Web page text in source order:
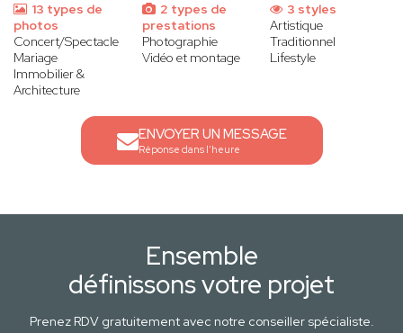
13 types de
photos
Concert/Spectacle
Mariage
Immobilier &
Architecture
2 types de
prestations
Photographie
Vidéo et montage
3 styles
Artistique
Traditionnel
Lifestyle
ENVOYER UN MESSAGE
Réponse dans l'heure
Ensemble
définissons votre projet
Prenez RDV gratuitement avec notre conseiller spécialiste.